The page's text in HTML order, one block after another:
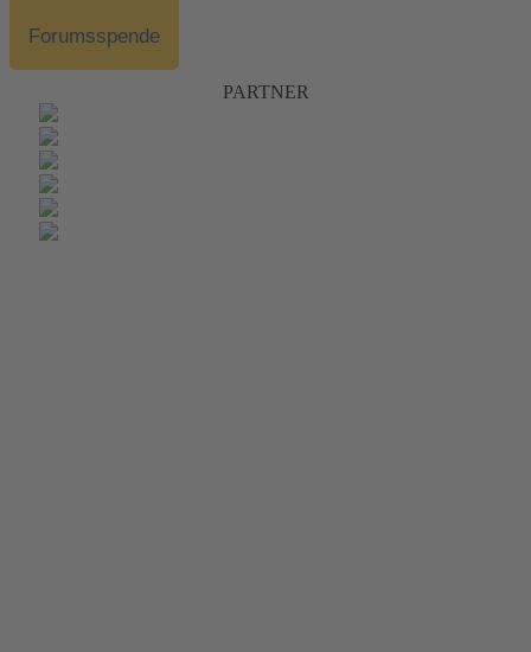
Forumsspende
PARTNER